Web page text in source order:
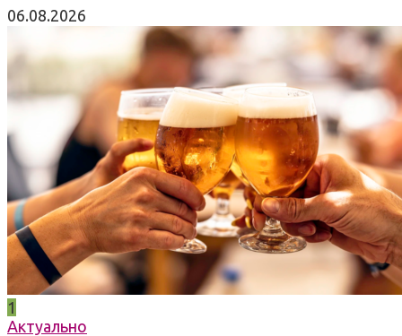
06.08.2026
1
Актуально